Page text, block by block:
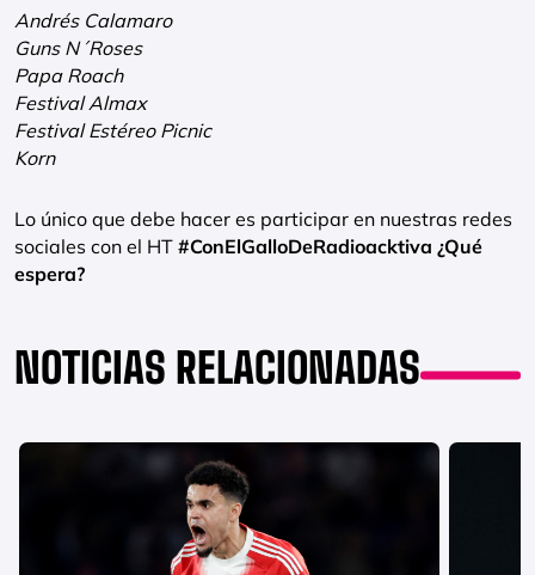
Andrés Calamaro
Guns N´Roses
Papa Roach
Festival Almax
Festival Estéreo Picnic
Korn
Lo único que debe hacer es participar en nuestras redes
sociales con el HT #ConElGalloDeRadioacktiva ¿Qué
espera?
NOTICIAS RELACIONADAS